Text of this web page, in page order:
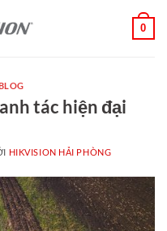
0
tác hiện đại
HIKVISION HẢI PHÒNG